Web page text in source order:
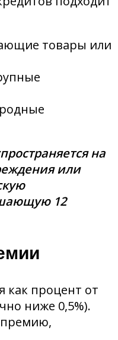
товары или
на
или
12
как процент от
ниже 0,5%).